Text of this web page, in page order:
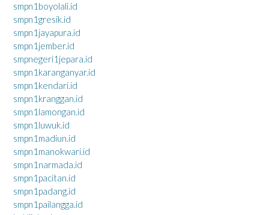
smpn1boyolali.id
smpn1gresik.id
smpn1jayapura.id
smpn1jember.id
smpnegeri1jepara.id
smpn1karanganyar.id
smpn1kendari.id
smpn1kranggan.id
smpn1lamongan.id
smpn1luwuk.id
smpn1madiun.id
smpn1manokwari.id
smpn1narmada.id
smpn1pacitan.id
smpn1padang.id
smpn1pailangga.id